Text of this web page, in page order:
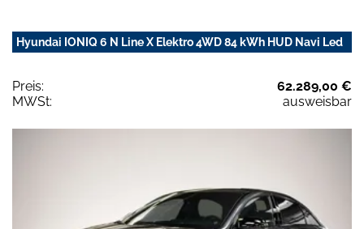
Hyundai IONIQ 6 N Line X Elektro 4WD 84 kWh HUD Navi Led
Preis:
62.289,00 €
MWSt:
ausweisbar